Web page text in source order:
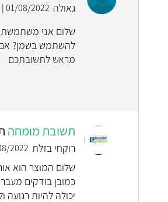
גאולה 01/08/2022 | 15:22
להשתמש בשמן?
מראש לתשובתכם
תשובת מומחה
רוקחי בזלת | 16:34
שלום המוצר הוא
יכולה להיות